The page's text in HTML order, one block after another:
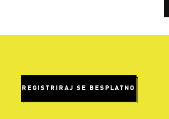
REGISTRIRAJ SE BESPLATNO